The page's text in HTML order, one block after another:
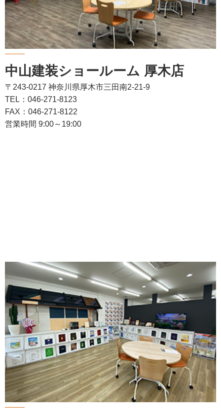
中山建装ショールーム 厚木店
〒243-0217 神奈川県厚木市三田南2-21-9
TEL：046-271-8123
FAX：046-271-8122
営業時間 9:00～19:00